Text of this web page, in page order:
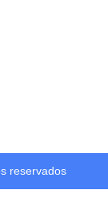
reservados